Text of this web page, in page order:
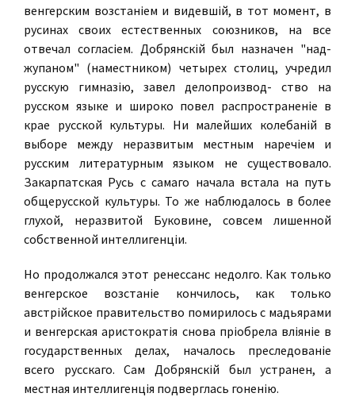
венгерским возстанiем и видевшiй, в тот момент, в
русинах своих естественных союзников, на все
отвечал согласiем. Добрянскiй был назначен "над-
жупаном" (наместником) четырех столиц, учредил
русскую гимназiю, завел делопроизвод- ство на
русском языке и широко повел распространенiе в
крае русской культуры. Ни малейших колебанiй в
выборе между неразвитым местным наречiем и
русским литературным языком не существовало.
Закарпатская Русь с самаго начала встала на путь
общерусской культуры. То же наблюдалось в более
глухой, неразвитой Буковине, совсем лишенной
собственной интеллигенцiи.
Но продолжался этот ренессанс недолго. Как только
венгерское возстанiе кончилось, как только
австрiйское правительство помирилось с мадьярами
и венгерская аристократiя снова прiобрела влiянiе в
государственных делах, началось преследованiе
всего русскаго. Сам Добрянскiй был устранен, а
местная интеллигенцiя подверглась гоненiю.